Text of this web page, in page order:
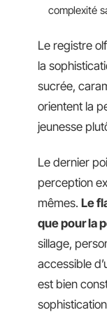
complexité
Le registre
la
sucrée,
orientent la
jeunesse
Le dernier
perception
mêmes. Le
que pour la
sillage,
accessible
est bien